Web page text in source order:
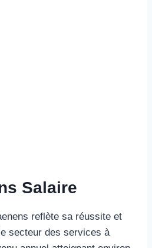
Salaire
reflète sa réussite et
secteur des services à